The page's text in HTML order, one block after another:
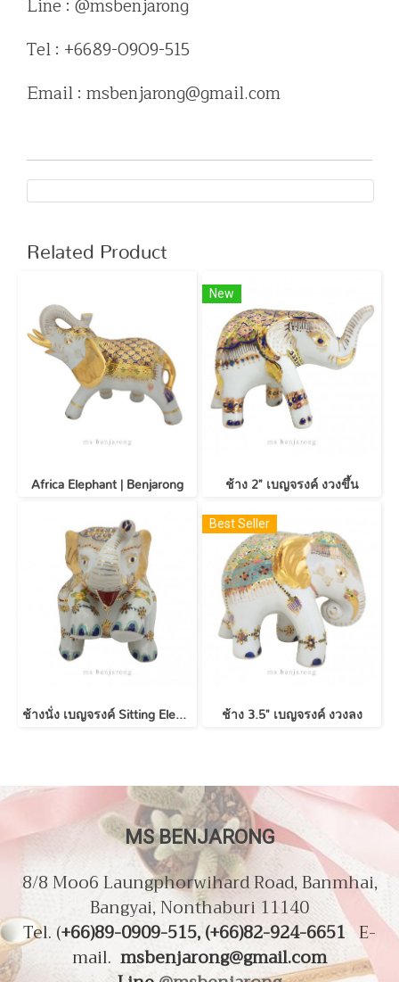
Line : @msbenjarong
Tel : +6689-0909-515
Email : msbenjarong@gmail.com
Related Product
Africa Elephant | Benjarong
New
ช้าง 2" เบญจรงค์ งวงขึ้น
ช้างนั่ง เบญจรงค์ Sitting Elephant | Benjarong
Best Seller
ช้าง 3.5" เบญจรงค์ งวงลง
MS BENJARONG
8/8 Moo6 Laungphorwihard Road, Banmhai,
Bangyai, Nonthaburi 11140
Tel. (+66)89-0909-515, (+66)82-924-6651E-
mail. msbenjarong@gmail.com